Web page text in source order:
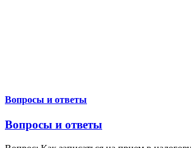
Вопросы и ответы
Вопросы и ответы